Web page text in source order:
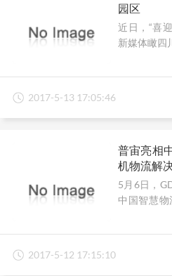
园区
近日，“喜
新媒体瞰四
枢纽中心
照功能划
大板块，截
世界500强
项目98个，
2017-5-13 17:05:46
普宙亮相
机物流解
5月6日，
中国智慧
2017-5-12 17:15:10